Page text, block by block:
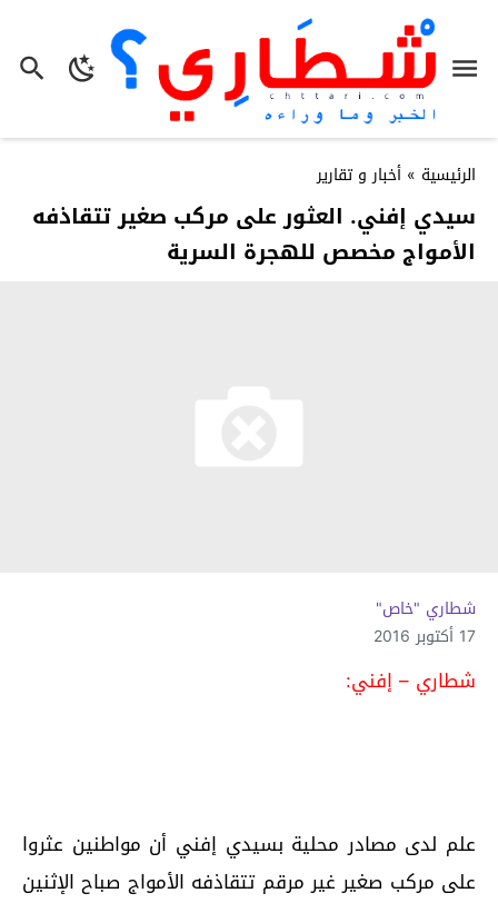
الرئيسية » أخبار و تقارير
سيدي إفني. العثور على مركب صغير تتقاذفه
الأمواج مخصص للهجرة السرية
شطاري "خاص"
17 أكتوبر 2016
شطاري – إفني:
علم لدى مصادر محلية بسيدي إفني أن مواطنين عثروا
على مركب صغير غير مرقم تتقاذفه الأمواج صباح الإثنين